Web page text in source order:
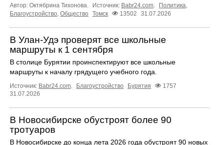
Автор: Октябрина Тихонова. Источник: Babr24.com. Политика,
Благоустройство, Общество Томск 13502 31.07.2026
В Улан-Удэ проверят все школьные
маршруты к 1 сентября
В столице Бурятии проинспектируют все школьные
маршруты к началу грядущего учебного года.
Источник: Babr24.com. Благоустройство Бурятия
1757
31.07.2026
В Новосибирске обустроят более 90
тротуаров
В Новосибирске до конца лета 2026 года обустроят 90 новых